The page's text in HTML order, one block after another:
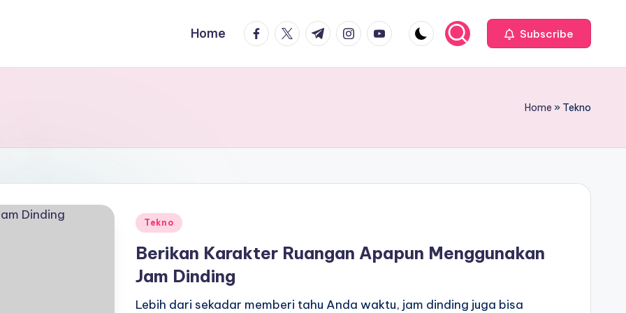
Home facebook.com
twitter.com
t.me instagram.com
youtube.com Subscribe
Home » Tekno
Posted
Tekno
Berikan Karakter Ruangan Apapun Menggunakan
Jam Dinding
Lebih dari sekadar memberi tahu Anda waktu, jam dinding juga bisa